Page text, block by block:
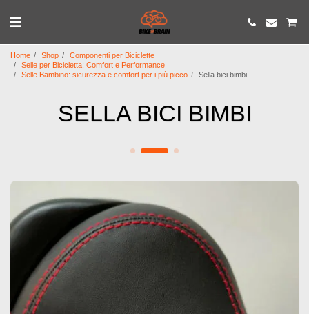
Home Shop
Componenti per Biciclette
Selle per Bicicletta: Comfort e Performance
Selle Bambino: sicurezza e comfort per i più picco
Sella bici bimbi
SELLA BICI BIMBI